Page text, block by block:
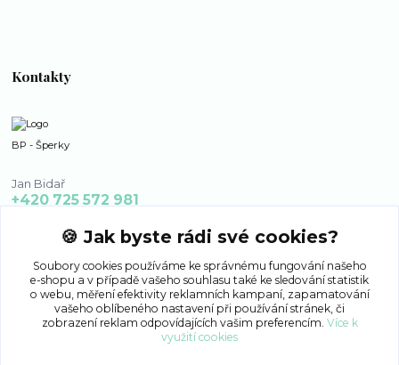
Kontakty
BP - Šperky
Jan Bidař
+420 725 572 981
🍪 Jak byste rádi své cookies?
Soubory cookies používáme ke správnému fungování našeho
e-shopu a v případě vašeho souhlasu také ke sledování statistik
o webu, měření efektivity reklamních kampaní, zapamatování
vašeho oblíbeného nastavení při používání stránek, či
zobrazení reklam odpovídajících vašim preferencím. Více k
využití cookies